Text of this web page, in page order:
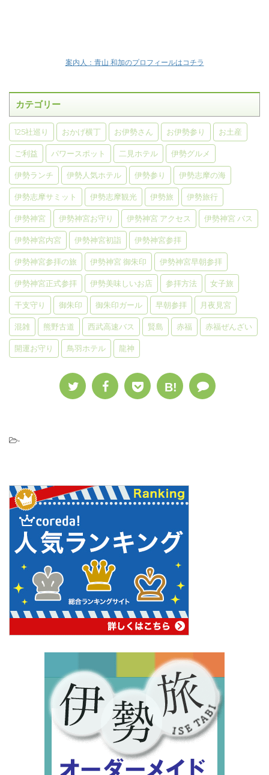
案内人：青山 和加のプロフィールはコチラ
カテゴリー
125社巡り おかげ横丁 お伊勢さん お伊勢参り お土産
ご利益 パワースポット 二見ホテル 伊勢グルメ
伊勢ランチ 伊勢人気ホテル 伊勢参り 伊勢志摩の海
伊勢志摩サミット 伊勢志摩観光 伊勢旅 伊勢旅行
伊勢神宮 伊勢神宮お守り 伊勢神宮 アクセス 伊勢神宮 バス
伊勢神宮内宮 伊勢神宮初詣 伊勢神宮参拝
伊勢神宮参拝の旅 伊勢神宮 御朱印 伊勢神宮早朝参拝
伊勢神宮正式参拝 伊勢美味しいお店 参拝方法 女子旅
干支守り 御朱印 御朱印ガール 早朝参拝 月夜見宮
混雑 熊野古道 西武高速バス 賢島 赤福 赤福ぜんざい
開運お守り 鳥羽ホテル 龍神
B!
-